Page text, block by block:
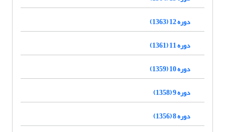
دوره 12 (1363)
دوره 11 (1361)
دوره 10 (1359)
دوره 9 (1358)
دوره 8 (1356)